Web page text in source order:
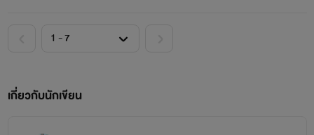
เกี่ยวกับนักเขียน